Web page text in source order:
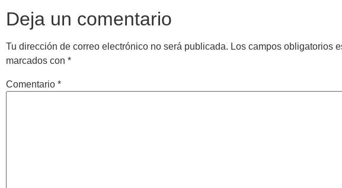
Deja un comentario
Tu dirección de correo electrónico no será publicada. Los campos obligatorios
marcados con *
Comentario *